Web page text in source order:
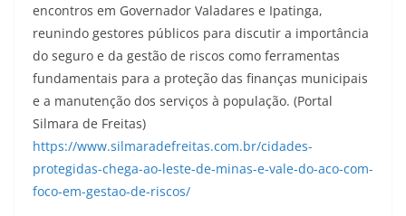
encontros em Governador Valadares e Ipatinga,
reunindo gestores públicos para discutir a importância
do seguro e da gestão de riscos como ferramentas
fundamentais para a proteção das finanças municipais
e a manutenção dos serviços à população. (Portal
Silmara de Freitas)
https://www.silmaradefreitas.com.br/cidades-
protegidas-chega-ao-leste-de-minas-e-vale-do-aco-com-
foco-em-gestao-de-riscos/